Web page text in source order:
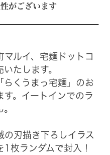
がございます
ルイ、宅麺ドットコ
たします。
くうまっ宅麺」のお
。イートインでのラ
の刃描き下ろしイラス
1枚ランダムで封入！